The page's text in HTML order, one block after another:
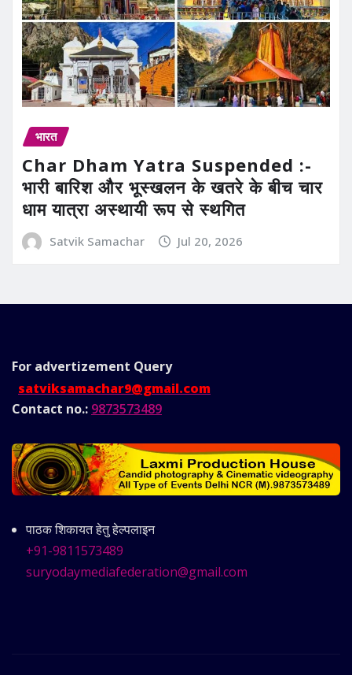
भारत
Char Dham Yatra Suspended :-
भारी बारिश और भूस्खलन के खतरे के बीच चार
धाम यात्रा अस्थायी रूप से स्थगित
Satvik Samachar Jul 20, 2026
For advertizement Query
satviksamachar9@gmail.com
Contact no.: 9873573489
पाठक शिकायत हेतु हेल्पलाइन
+91-9811573489
suryodaymediafederation@gmail.com